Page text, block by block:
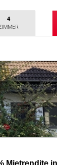
4
Mietrendite